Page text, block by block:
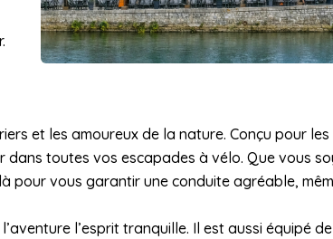
et les amoureux de la nature. Conçu pour
toutes vos escapades à vélo. Que vous
pour vous garantir une conduite agréable,
l’esprit tranquille. Il est aussi équipé